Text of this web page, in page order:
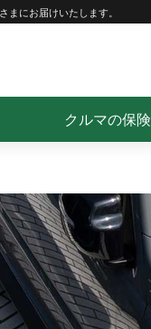
にお届けいたします。
クルマの保険